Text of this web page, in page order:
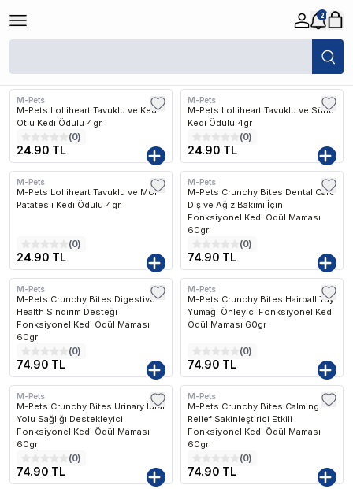
2
/
Kargo Bedava
M-Pets
M-Pets Lolliheart Tavuklu ve Kedi
Otlu Kedi Ödülü 4gr
(0)
24.90 TL
Kargo Bedava
M-Pets
M-Pets Lolliheart Tavuklu ve Sütlü
Kedi Ödülü 4gr
(0)
24.90 TL
Kargo Bedava
M-Pets
M-Pets Lolliheart Tavuklu ve Mor
Patatesli Kedi Ödülü 4gr
(0)
24.90 TL
M-Pets
M-Pets Crunchy Bites Dental Care
Diş ve Ağız Bakımı İçin
Fonksiyonel Kedi Ödül Maması
60gr
(0)
74.90 TL
M-Pets
M-Pets Crunchy Bites Digestive
Health Sindirim Desteği
Fonksiyonel Kedi Ödül Maması
60gr
(0)
74.90 TL
M-Pets
M-Pets Crunchy Bites Hairball Tüy
Yumağı Önleyici Fonksiyonel Kedi
Ödül Maması 60gr
(0)
74.90 TL
M-Pets
M-Pets Crunchy Bites Urinary İdrar
Yolu Sağlığı Destekleyici
Fonksiyonel Kedi Ödül Maması
60gr
(0)
74.90 TL
M-Pets
M-Pets Crunchy Bites Calming
Relief Sakinleştirici Etkili
Fonksiyonel Kedi Ödül Maması
60gr
(0)
74.90 TL